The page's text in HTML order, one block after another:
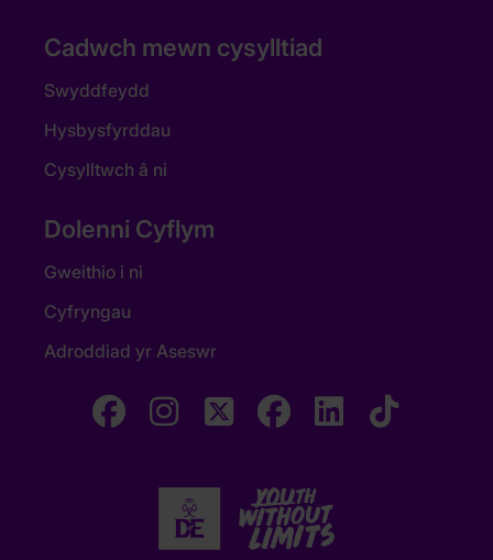
Cadwch mewn cysylltiad
Swyddfeydd
Hysbysfyrddau
Cysylltwch â ni
Dolenni Cyflym
Gweithio i ni
Cyfryngau
Adroddiad yr Aseswr